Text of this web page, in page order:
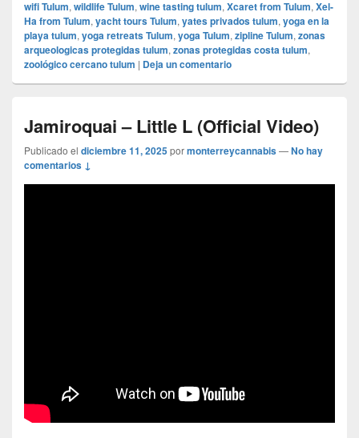
wifi Tulum, wildlife Tulum, wine tasting tulum, Xcaret from Tulum, Xel-
Ha from Tulum, yacht tours Tulum, yates privados tulum, yoga en la
playa tulum, yoga retreats Tulum, yoga Tulum, zipline Tulum, zonas
arqueologicas protegidas tulum, zonas protegidas costa tulum,
zoológico cercano tulum | Deja un comentario
Jamiroquai – Little L (Official Video)
Publicado el diciembre 11, 2025pormonterreycannabis—No hay
comentarios ↓